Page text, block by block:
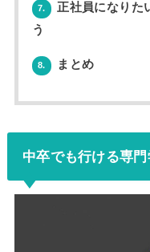
7.
正社員になりた
う
8. まとめ
中卒でも行ける専